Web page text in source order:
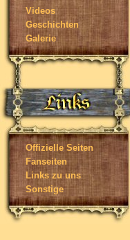
Videos
Geschichten
Galerie
Offizielle Seiten
Fanseiten
Links zu uns
Sonstige